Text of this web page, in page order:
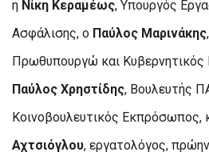
η Νίκη Κεραμέως, Υπουργός
Ασφάλισης, ο Παύλος Μαρινάκης
Πρωθυπουργώ και
Παύλος Χρηστίδης, Βουλευτής
Κοινοβουλευτικός Εκπρόσωπος,
Αχτσιόγλου, εργατολόγος,